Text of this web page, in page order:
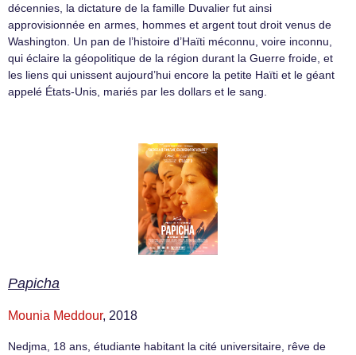
décennies, la dictature de la famille Duvalier fut ainsi
approvisionnée en armes, hommes et argent tout droit venus de
Washington. Un pan de l’histoire d’Haïti méconnu, voire inconnu,
qui éclaire la géopolitique de la région durant la Guerre froide, et
les liens qui unissent aujourd’hui encore la petite Haïti et le géant
appelé États-Unis, mariés par les dollars et le sang.
Papicha
Mounia Meddour, 2018
Nedjma, 18 ans, étudiante habitant la cité universitaire, rêve de